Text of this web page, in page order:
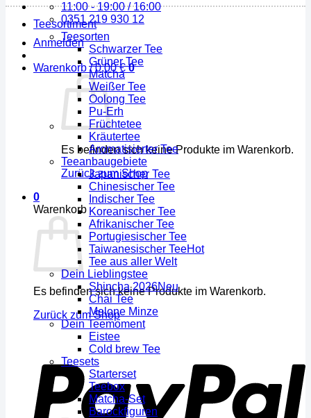
11:00 - 19:00 / 16:00
0351 219 930 12
Anmelden
Warenkorb /0,00€ 0
Es befinden sich keine Produkte im Warenkorb.
Zurück zum Shop
0
Warenkorb
Es befinden sich keine Produkte im Warenkorb.
Zurück zum Shop
Teesortiment
Teesorten
Schwarzer Tee
Grüner Tee
Matcha
Weißer Tee
Oolong Tee
Pu-Erh
Früchtetee
Kräutertee
Aromatisierter Tee
Teeanbaugebiete
Japanischer Tee
Chinesischer Tee
Indischer Tee
Koreanischer Tee
Afrikanischer Tee
Portugiesischer Tee
Taiwanesischer Tee
Tee aus aller Welt
Dein Lieblingstee
Shincha 2026
Chai Tee
Melone Minze
Dein Teemoment
Eistee
Cold brew Tee
Teesets
Starterset
Teebox
Matcha-Set
Barockfiguren